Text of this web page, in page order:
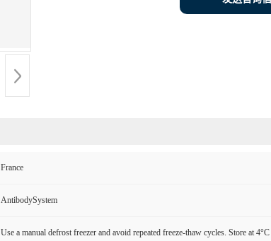
France
AntibodySystem
Use a manual defrost freezer and avoid repeated freeze-thaw cycles. Store at